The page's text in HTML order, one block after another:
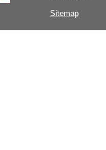
Sitemap